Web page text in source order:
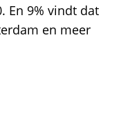
En 9% vindt dat
en meer